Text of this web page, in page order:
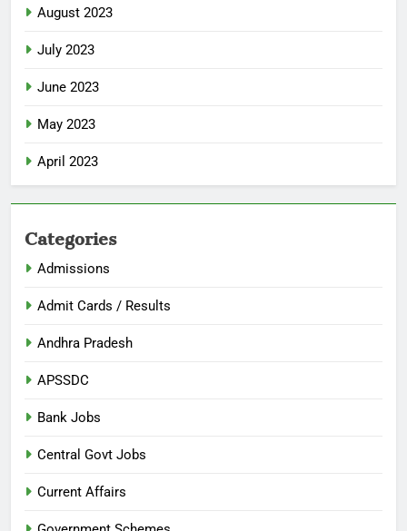
August 2023
July 2023
June 2023
May 2023
April 2023
Categories
Admissions
Admit Cards / Results
Andhra Pradesh
APSSDC
Bank Jobs
Central Govt Jobs
Current Affairs